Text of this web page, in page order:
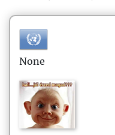
None